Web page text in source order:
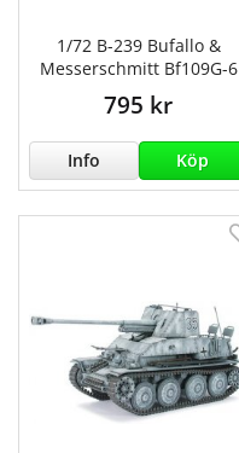
1/72 B-239 Bufallo &
Messerschmitt Bf109G-6
795 kr
Info Köp